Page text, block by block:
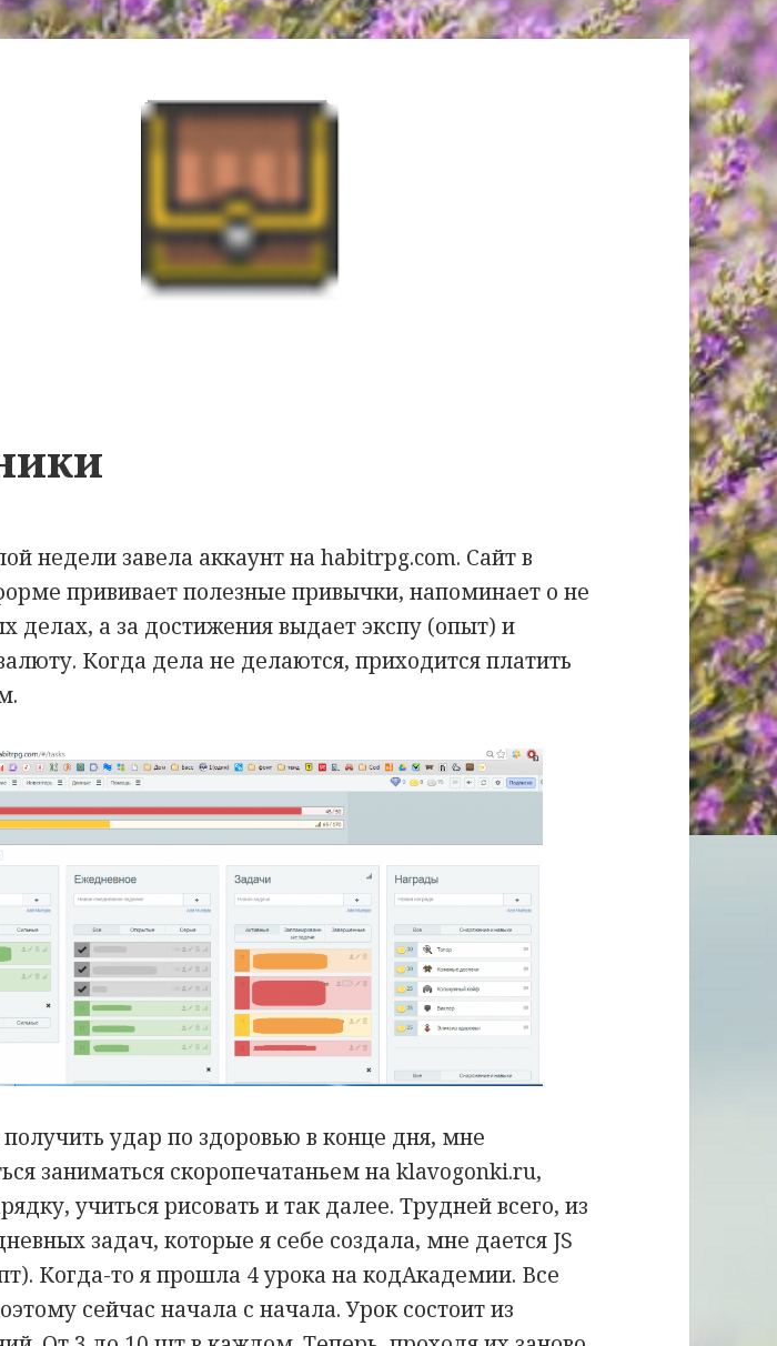
недели завела аккаунт на habitrpg.com. Сайт в
прививает полезные привычки, напоминает о не
делах, а за достижения выдает экспу (опыт) и
Когда дела не делаются, приходится платить
удар по здоровью в конце дня, мне
заниматься скоропечатаньем на klavogonki.ru,
учиться рисовать и так далее. Трудней всего, из
задач, которые я себе создала, мне дается JS
Когда-то я прошла 4 урока на кодАкадемии. Все
сейчас начала с начала. Урок состоит из